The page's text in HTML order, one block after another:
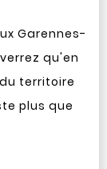
Garennes-
qu'en
territoire
plus que